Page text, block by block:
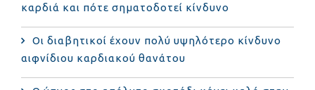
καρδιά και πότε σηματοδοτεί κίνδυνο
Οι διαβητικοί έχουν πολύ υψηλότερο κίνδυνο
αιφνίδιου καρδιακού θανάτου